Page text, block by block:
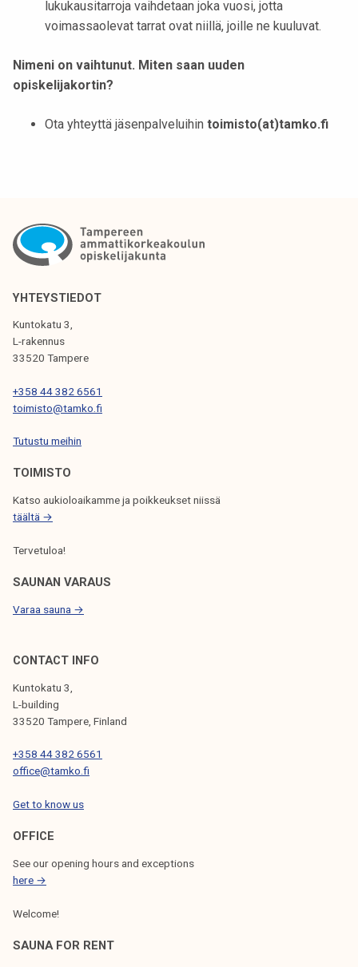
lukukausitarroja vaihdetaan joka vuosi, jotta
voimassaolevat tarrat ovat niillä, joille ne kuuluvat.
Nimeni on vaihtunut. Miten saan uuden
opiskelijakortin?
Ota yhteyttä jäsenpalveluihin toimisto(at)tamko.fi
YHTEYSTIEDOT
Kuntokatu 3,
L-rakennus
33520 Tampere
+358 44 382 6561
toimisto@tamko.fi
Tutustu meihin
TOIMISTO
Katso aukioloaikamme ja poikkeukset niissä
täältä →
Tervetuloa!
SAUNAN VARAUS
Varaa sauna →
CONTACT INFO
Kuntokatu 3,
L-building
33520 Tampere, Finland
+358 44 382 6561
office@tamko.fi
Get to know us
OFFICE
See our opening hours and exceptions
here →
Welcome!
SAUNA FOR RENT